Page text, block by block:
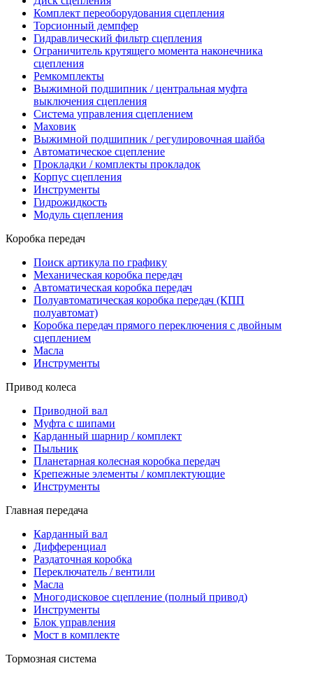
Комплект переоборудования сцепления
Торсионный демпфер
Гидравлический фильтр сцепления
Ограничитель крутящего момента наконечника
сцепления
Ремкомплекты
Выжимной подшипник / центральная муфта
выключения сцепления
Система управления сцеплением
Маховик
Выжимной подшипник / регулировочная шайба
Автоматическое сцепление
Прокладки / комплекты прокладок
Корпус сцепления
Инструменты
Гидрожидкость
Модуль сцепления
Коробка передач
Поиск артикула по графику
Механическая коробка передач
Автоматическая коробка передач
Полуавтоматическая коробка передач (КПП
полуавтомат)
Коробка передач прямого переключения с двойным
сцеплением
Масла
Инструменты
Привод колеса
Приводной вал
Муфта с шипами
Карданный шарнир / комплект
Пыльник
Планетарная колесная коробка передач
Крепежные элементы / комплектующие
Инструменты
Главная передача
Карданный вал
Дифференциал
Раздаточная коробка
Переключатель / вентили
Масла
Многодисковое сцепление (полный привод)
Инструменты
Блок управления
Мост в комплекте
Тормозная система